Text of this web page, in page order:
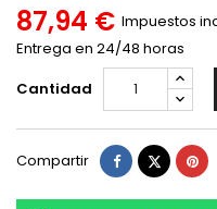
87,94 € Impuestos
Entrega en 24/48 horas
Cantidad
Compartir Compartir
Tuitear